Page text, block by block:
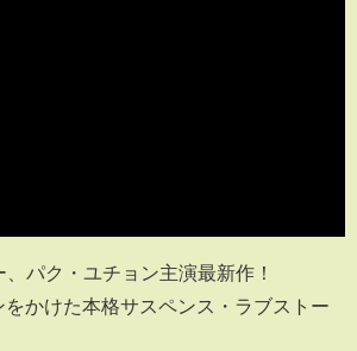
パク・ユチョン主演最新作！
かけた本格サスペンス・ラブストー